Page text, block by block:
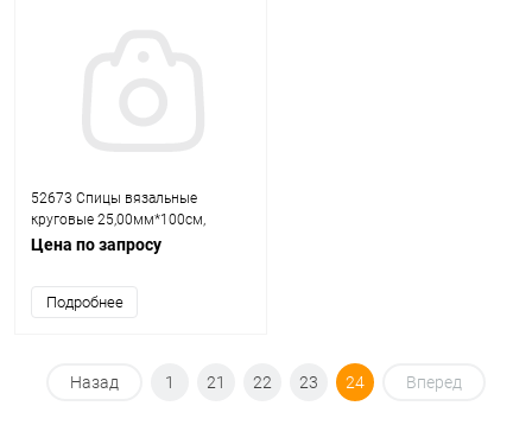
52673 Спицы вязальные
круговые 25,00мм*100см,
пластик PONY
Цена по запросу
Подробнее
Назад 1 21 22 23 24 Вперед